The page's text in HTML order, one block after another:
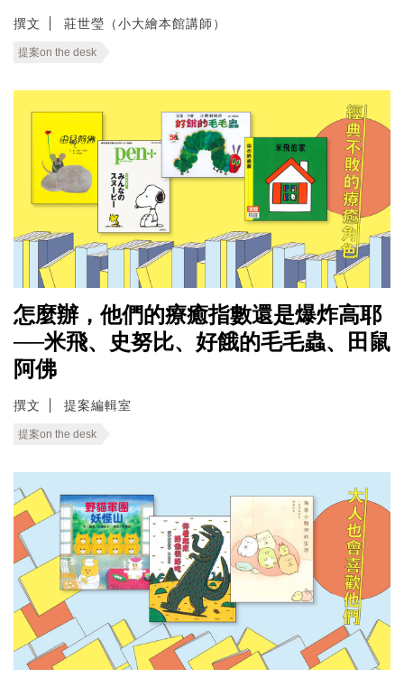
撰文 莊世瑩（小大繪本館講師）
提案on the desk
怎麼辦，他們的療癒指數還是爆炸高耶
──米飛、史努比、好餓的毛毛蟲、田鼠
阿佛
撰文 提案編輯室
提案on the desk